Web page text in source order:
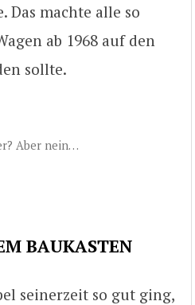
Das machte alle so
ab 1968 auf den
sollte.
Aber nein…
BAUKASTEN
seinerzeit so gut ging,